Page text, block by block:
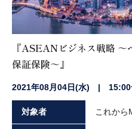
『ASEANビジネス戦略
保証保険～』
2021年08月04日(水) |
対象者